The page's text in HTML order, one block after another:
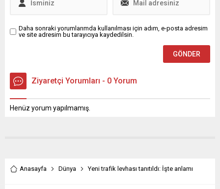
Daha sonraki yorumlarımda kullanılması için adım, e-posta adresim
ve site adresim bu tarayıcıya kaydedilsin.
Ziyaretçi Yorumları - 0 Yorum
Henüz yorum yapılmamış.
Anasayfa Dünya Yeni trafik levhası tanıtıldı: İşte anlamı